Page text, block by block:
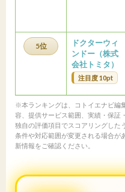
5位
ドクターウィ
ンドー（株式
会社トミタ）
注目度 10pt
※本ランキングは、コトイエナビ編
容、提供サービス範囲、実績・保証
独自の評価項目でスコアリングした
条件や対応範囲が変更される場合が
新情報をご確認ください。